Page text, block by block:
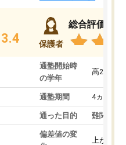
3.4 保護者
総合評価
通塾開始時
の学年
高2
通塾期間 4ヵ月～1
通った目的 難関私立
偏差値の変
上がった